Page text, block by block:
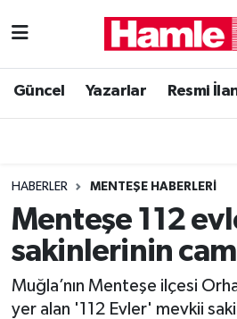
Güncel Yazarlar Resmi
HABERLER MENTEŞE HABERLERI
Menteşe 112
sakinlerinin
Muğla’nın Menteşe ilçesi
yer alan '112 Evler' mevkii
Güncel
Muğla Haber
Siyaset
Muğla Nöbetçi Eczaneler
Muğla Trafik Yoğunluk
Süper Lig Puan Durumu ve
Tüm Manşetler